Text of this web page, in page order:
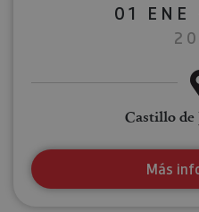
01 ENE
Castillo de
Más